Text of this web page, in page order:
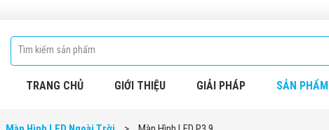
TRANG CHỦ GIỚI THIỆU GIẢI PHÁP SẢN PHẨM